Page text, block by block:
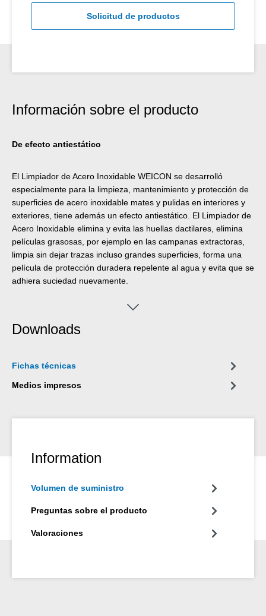
Solicitud de productos
Información sobre el producto
De efecto antiestático
El Limpiador de Acero Inoxidable WEICON se desarrolló
especialmente para la limpieza, mantenimiento y protección de
superficies de acero inoxidable mates y pulidas en interiores y
exteriores, tiene además un efecto antiestático. El Limpiador de
Acero Inoxidable elimina y evita las huellas dactilares, elimina
películas grasosas, por ejemplo en las campanas extractoras,
limpia sin dejar trazas incluso grandes superficies, forma una
película de protección duradera repelente al agua y evita que se
adhiera suciedad nuevamente.
Downloads
Fichas técnicas
Medios impresos
Information
Volumen de suministro
Preguntas sobre el producto
Valoraciones